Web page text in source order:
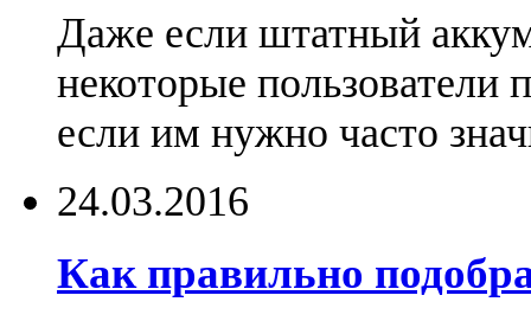
Даже если штатный
некоторые пользователи
если им нужно часто
24.03.2016
Как правильно